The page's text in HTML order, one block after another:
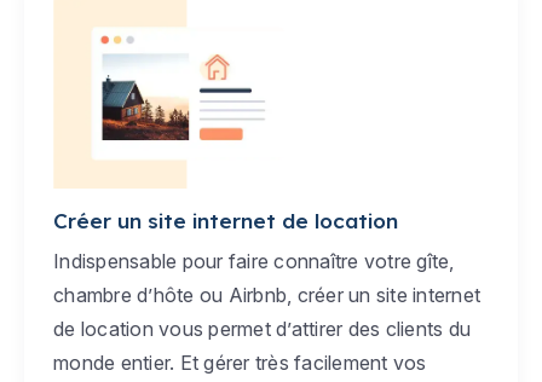
Créer un site internet de location
Indispensable pour faire connaître votre gîte,
chambre d’hôte ou Airbnb, créer un site internet
de location vous permet d’attirer des clients du
monde entier. Et gérer très facilement vos